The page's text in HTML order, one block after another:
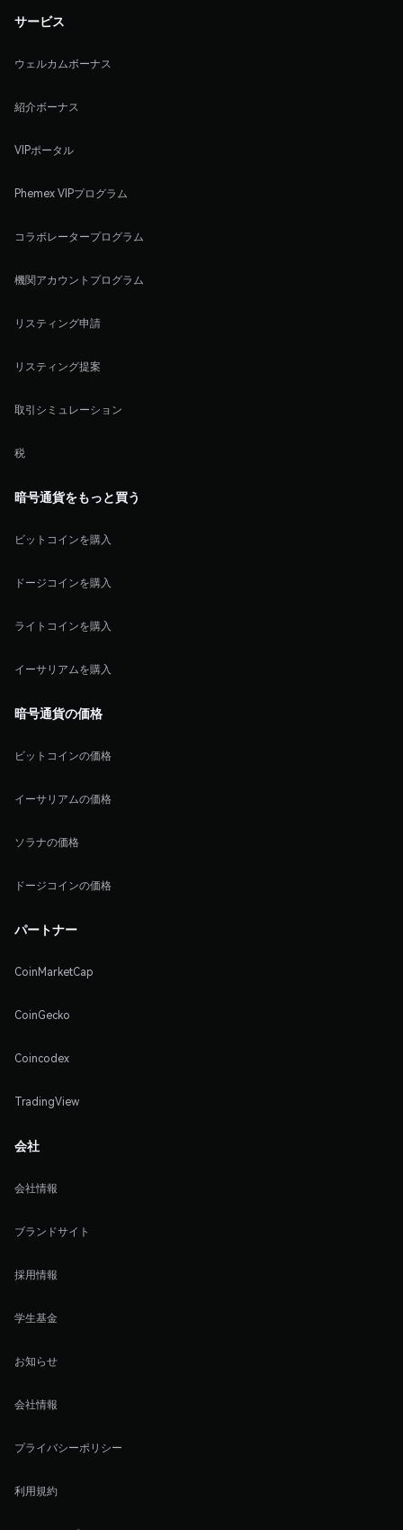
サービス
ウェルカムボーナス
紹介ボーナス
VIPポータル
Phemex VIPプログラム
コラボレータープログラム
機関アカウントプログラム
リスティング申請
リスティング提案
取引シミュレーション
税
暗号通貨をもっと買う
ビットコインを購入
ドージコインを購入
ライトコインを購入
イーサリアムを購入
暗号通貨の価格
ビットコインの価格
イーサリアムの価格
ソラナの価格
ドージコインの価格
パートナー
CoinMarketCap
CoinGecko
Coincodex
TradingView
会社
会社情報
ブランドサイト
採用情報
学生基金
お知らせ
会社情報
プライバシーポリシー
利用規約